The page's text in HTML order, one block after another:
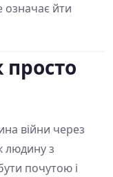
йти
війни через
людину з
почутою і